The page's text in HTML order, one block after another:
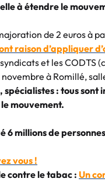
à étendre le
de 2 euros à
raison d’appliquer
et les CODTS
à Romillé,
: tous sont
mouvement.
6 millions de
vous !
contre le tabac : Un